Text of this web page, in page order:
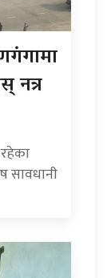
नत्र
सावधानी